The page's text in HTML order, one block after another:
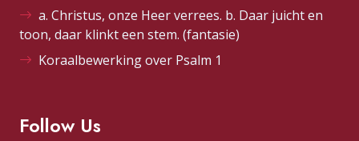
a. Christus, onze Heer verrees. b. Daar juicht en
toon, daar klinkt een stem. (fantasie)
Koraalbewerking over Psalm 1
Follow Us